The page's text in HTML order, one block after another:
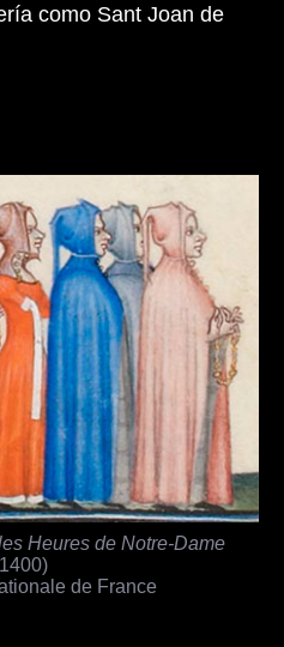
como Sant Joan de
Heures de Notre-Dame
de France